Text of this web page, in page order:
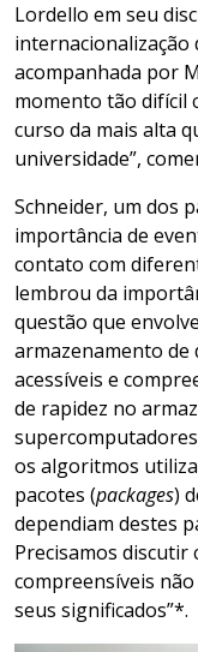
Lordello em seu
internacionalização
acompanhada por
momento tão difícil
curso da mais alta
universidade”,
Schneider, um dos
importância de
contato com
lembrou da
questão que
armazenamento
acessíveis e
de rapidez no
os algoritmos
pacotes (packages)
dependiam destes
Precisamos discutir
compreensíveis
seus significados”*.